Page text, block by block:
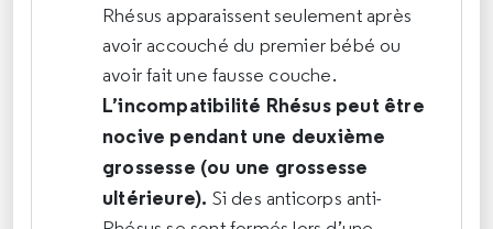
Rhésus apparaissent seulement après
avoir accouché du premier bébé ou
avoir fait une fausse couche.
L’incompatibilité Rhésus peut être
nocive pendant une deuxième
grossesse (ou une grossesse
ultérieure). Si des anticorps anti-